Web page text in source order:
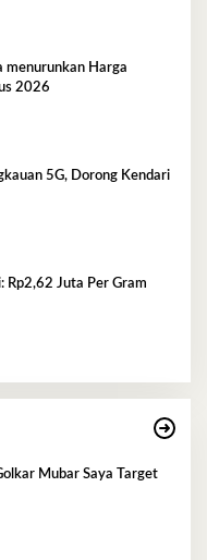
menurunkan Harga
2026
5G, Dorong Kendari
Rp2,62 Juta Per Gram
Mubar Saya Target